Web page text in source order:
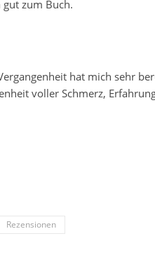
gut zum Buch.
hat mich sehr
voller Schmerz,
Rezensionen